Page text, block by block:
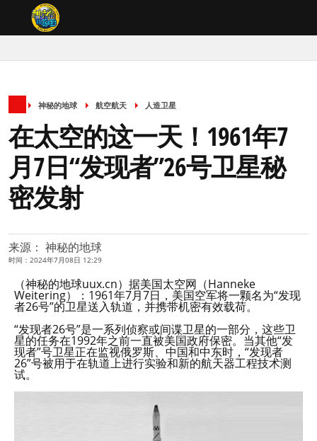
神秘的地球 航空航天 人造卫星
在太空的这一天！1961年7
月7日“发现者”26号卫星秘
密发射
来源： 神秘的地球
时间：2024年7月08日 12:29
（神秘的地球uux.cn）据美国太空网（Hanneke
Weitering）：1961年7月7日，美国空军将一颗名为“发现
者26号”的卫星送入轨道，并携带机密有效载荷。
“发现者26号”是一系列侦察或间谍卫星的一部分，这些卫
星的任务在1992年之前一直被美国政府保密。当其他“发
现者”号卫星正在监视俄罗斯、中国和中东时，“发现者
26”号被用于在轨道上进行实验和新的航天器工程技术测
试。